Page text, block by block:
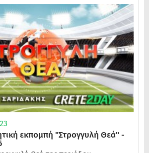
εκπομπή "Στρογγυλή Θεά" -